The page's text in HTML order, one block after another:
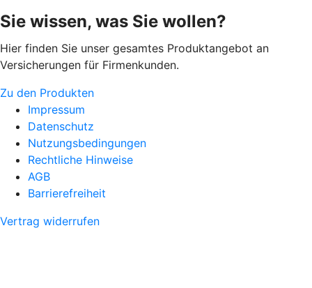
Sie wissen, was Sie wollen?
Hier finden Sie unser gesamtes Produktangebot an
Versicherungen für Firmenkunden.
Zu den Produkten
Impressum
Datenschutz
Nutzungsbedingungen
Rechtliche Hinweise
AGB
Barrierefreiheit
Vertrag widerrufen